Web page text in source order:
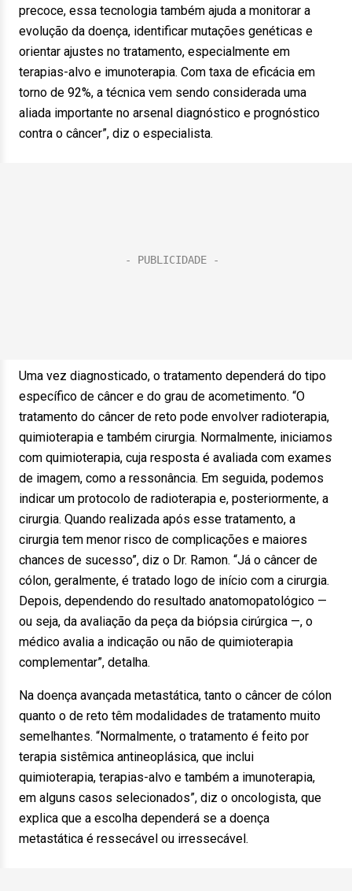
precoce, essa tecnologia também ajuda a monitorar a
evolução da doença, identificar mutações genéticas e
orientar ajustes no tratamento, especialmente em
terapias-alvo e imunoterapia. Com taxa de eficácia em
torno de 92%, a técnica vem sendo considerada uma
aliada importante no arsenal diagnóstico e prognóstico
contra o câncer”, diz o especialista.
Uma vez diagnosticado, o tratamento dependerá do tipo
específico de câncer e do grau de acometimento. “O
tratamento do câncer de reto pode envolver radioterapia,
quimioterapia e também cirurgia. Normalmente, iniciamos
com quimioterapia, cuja resposta é avaliada com exames
de imagem, como a ressonância. Em seguida, podemos
indicar um protocolo de radioterapia e, posteriormente, a
cirurgia. Quando realizada após esse tratamento, a
cirurgia tem menor risco de complicações e maiores
chances de sucesso”, diz o Dr. Ramon. “Já o câncer de
cólon, geralmente, é tratado logo de início com a cirurgia.
Depois, dependendo do resultado anatomopatológico —
ou seja, da avaliação da peça da biópsia cirúrgica —, o
médico avalia a indicação ou não de quimioterapia
complementar”, detalha.
Na doença avançada metastática, tanto o câncer de cólon
quanto o de reto têm modalidades de tratamento muito
semelhantes. “Normalmente, o tratamento é feito por
terapia sistêmica antineoplásica, que inclui
quimioterapia, terapias-alvo e também a imunoterapia,
em alguns casos selecionados”, diz o oncologista, que
explica que a escolha dependerá se a doença
metastática é ressecável ou irressecável.